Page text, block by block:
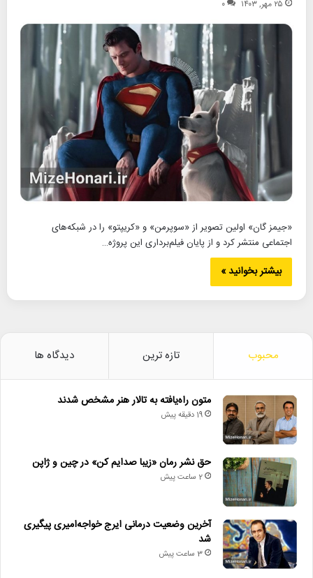
۲۵ مهر, ۱۴۰۳ ۰
«جیمز گان» اولین تصویر از «سوپرمن» و «کریپتو» را در شبکه‌های
اجتماعی منتشر کرد و از پایان فیلم‌برداری این پروژه…
بیشتر بخوانید »
محبوب تازه ترین دیدگاه ها
متون راه‌یافته به تالار هنر مشخص شدند
19 دقیقه پیش
حق نشر رمان «زیبا صدایم کن» در چین و ژاپن
2 ساعت پیش
آخرین وضعیت درمانی ایرج خواجه‌امیری پیگیری
شد
3 ساعت پیش